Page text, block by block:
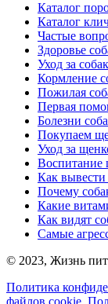
Каталог
Каталог
Частые
Здоровье
Уход за
Кормление
Пожилая
Первая
Болезни
Покупаем
Уход за
Воспитание
Как
Почему
Какие
Как видят
Самые
© 2023, Жизнь
Политика